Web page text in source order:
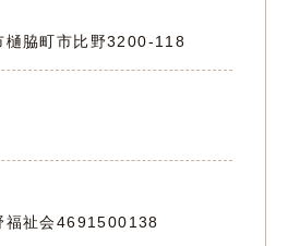
樋脇町市比野3200-118
福祉会4691500138